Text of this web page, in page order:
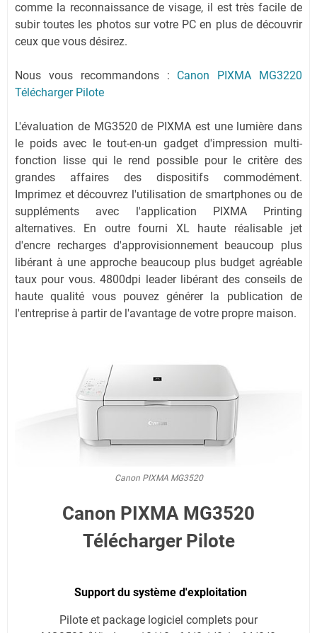
comme la reconnaissance de visage, il est très facile de
subir toutes les photos sur votre PC en plus de découvrir
ceux que vous désirez.
Nous vous recommandons : Canon PIXMA MG3220
Télécharger Pilote
L'évaluation de MG3520 de PIXMA est une lumière dans
le poids avec le tout-en-un gadget d'impression multi-
fonction lisse qui le rend possible pour le critère des
grandes affaires des dispositifs commodément.
Imprimez et découvrez l'utilisation de smartphones ou de
suppléments avec l'application PIXMA Printing
alternatives. En outre fourni XL haute réalisable jet
d'encre recharges d'approvisionnement beaucoup plus
libérant à une approche beaucoup plus budget agréable
taux pour vous. 4800dpi leader libérant des conseils de
haute qualité vous pouvez générer la publication de
l'entreprise à partir de l'avantage de votre propre maison.
Canon PIXMA MG3520
Canon PIXMA MG3520
Télécharger Pilote
Support du système d'exploitation
Pilote et package logiciel complets pour